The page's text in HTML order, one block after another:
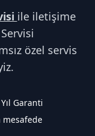
ile iletişime
özel servis
Garanti
mesafede